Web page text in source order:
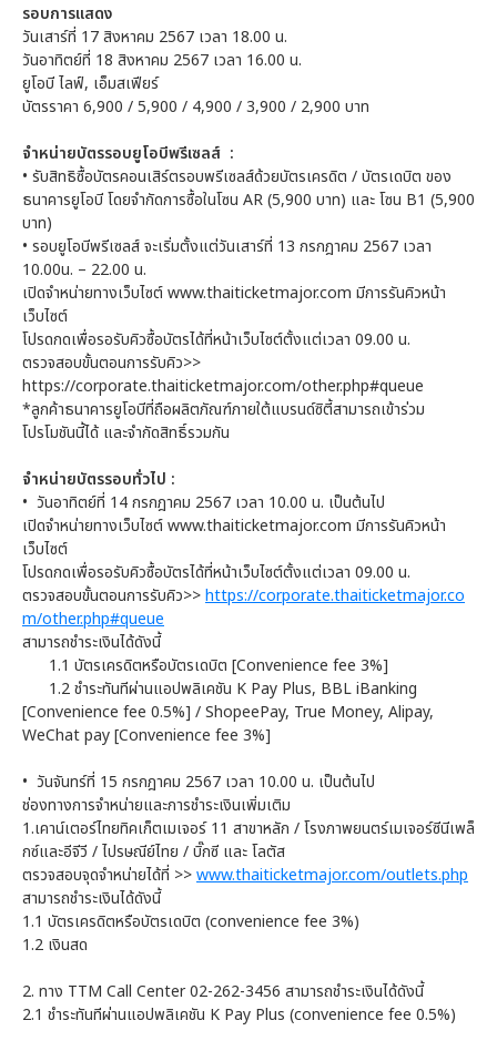
รอบการแสดง
วันเสาร์ที่ 17 สิงหาคม 2567 เวลา 18.00 น.
วันอาทิตย์ที่ 18 สิงหาคม 2567 เวลา 16.00 น.
ยูโอบี ไลฟ์, เอ็มสเฟียร์
บัตรราคา 6,900 / 5,900 / 4,900 / 3,900 / 2,900 บาท
จำหน่ายบัตรรอบยูโอบีพรีเซลส์ :
• รับสิทธิซื้อบัตรคอนเสิร์ตรอบพรีเซลส์ด้วยบัตรเครดิต / บัตรเดบิต ของ
ธนาคารยูโอบี โดยจำกัดการซื้อในโซน AR (5,900 บาท) และ โซน B1 (5,900
บาท)
• รอบยูโอบีพรีเซลส์ จะเริ่มตั้งแต่วันเสาร์ที่ 13 กรกฎาคม 2567 เวลา
10.00น. – 22.00 น.
เปิดจำหน่ายทางเว็บไซต์ www.thaiticketmajor.com มีการรันคิวหน้า
เว็บไซต์
โปรดกดเพื่อรอรับคิวซื้อบัตรได้ที่หน้าเว็บไซต์ตั้งแต่เวลา 09.00 น.
ตรวจสอบขั้นตอนการรับคิว>>
https://corporate.thaiticketmajor.com/other.php#queue
*ลูกค้าธนาคารยูโอบีที่ถือผลิตภัณฑ์ภายใต้แบรนด์ซิตี้สามารถเข้าร่วม
โปรโมชันนี้ได้ และจำกัดสิทธิ์รวมกัน
จำหน่ายบัตรรอบทั่วไป :
• วันอาทิตย์ที่ 14 กรกฎาคม 2567 เวลา 10.00 น. เป็นต้นไป
เปิดจำหน่ายทางเว็บไซต์ www.thaiticketmajor.com มีการรันคิวหน้า
เว็บไซต์
โปรดกดเพื่อรอรับคิวซื้อบัตรได้ที่หน้าเว็บไซต์ตั้งแต่เวลา 09.00 น.
ตรวจสอบขั้นตอนการรับคิว>>https://corporate.thaiticketmajor.co
m/other.php#queue
สามารถชำระเงินได้ดังนี้
1.1 บัตรเครดิตหรือบัตรเดบิต [Convenience fee 3%]
1.2 ชำระทันทีผ่านแอปพลิเคชัน K Pay Plus, BBL iBanking
[Convenience fee 0.5%] / ShopeePay, True Money, Alipay,
WeChat pay [Convenience fee 3%]
• วันจันทร์ที่ 15 กรกฎาคม 2567 เวลา 10.00 น. เป็นต้นไป
ช่องทางการจำหน่ายและการชำระเงินเพิ่มเติม
1.เคาน์เตอร์ไทยทิคเก็ตเมเจอร์ 11 สาขาหลัก / โรงภาพยนตร์เมเจอร์ซีนีเพล็
กซ์และอีจีวี / ไปรษณีย์ไทย / บิ๊กซี และ โลตัส
ตรวจสอบจุดจำหน่ายได้ที่ >>www.thaiticketmajor.com/outlets.php
สามารถชำระเงินได้ดังนี้
1.1 บัตรเครดิตหรือบัตรเดบิต (convenience fee 3%)
1.2 เงินสด
2. ทาง TTM Call Center 02-262-3456 สามารถชำระเงินได้ดังนี้
2.1 ชำระทันทีผ่านแอปพลิเคชัน K Pay Plus (convenience fee 0.5%)